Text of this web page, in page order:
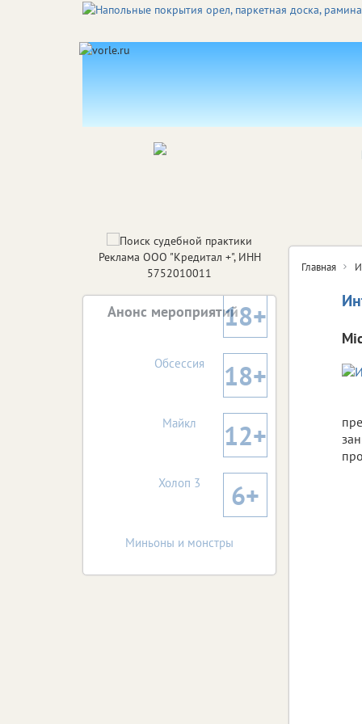
Главная
Реклама ООО "Кредитал +", ИНН
5752010011
Анонс мероприятий18+
Обсессия 18+
Майкл 12+
Холоп 3 6+
Миньоны и монстры